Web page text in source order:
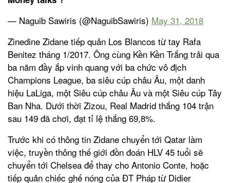
— Naguib Sawiris (@NaguibSawiris) May 31, 2018
Zinedine Zidane tiếp quản Los Blancos từ tay Rafa
Benitez tháng 1/2017. Ông cùng Kền Kền Trắng trải qua
ba năm đầy ắp vinh quang với ba chức vô địch
Champions League, ba siêu cúp châu Âu, một danh
hiệu LaLiga, một Siêu cúp châu Âu và một Siêu cúp Tây
Ban Nha. Dưới thời Zizou, Real Madrid thắng 104 trận
sau 149 đã chơi, đạt tỉ lệ thắng 69,8%.
Trước khi có thông tin Zidane chuyển tới Qatar làm
việc, truyền thông thế giới đồn đoán HLV 45 tuổi sẽ
chuyển tới Chelsea để thay cho Antonio Conte, hoặc
tiếp quản chiếc ghế nóng của ĐT Pháp từ Didier